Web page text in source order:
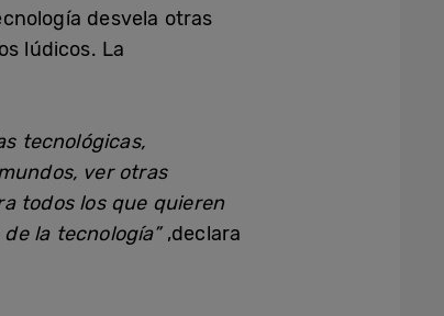
desvela otras
lúdicos. La
tecnológicas,
ver otras
todos los que quieren
la tecnología”,declara